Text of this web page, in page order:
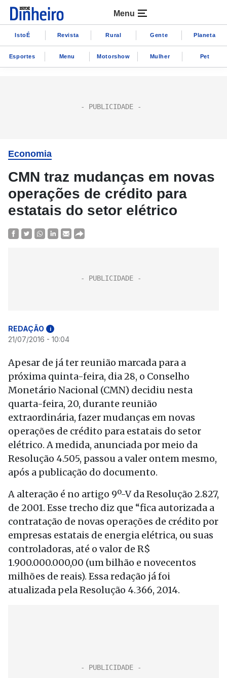
Menu
IstoÉ Revista Rural Gente Planeta
Esportes Menu Motorshow Mulher Pet
Economia
CMN traz mudanças em novas
operações de crédito para
estatais do setor elétrico
REDAÇÃO i
21/07/2016 - 10:04
Apesar de já ter reunião marcada para a
próxima quinta-feira, dia 28, o Conselho
Monetário Nacional (CMN) decidiu nesta
quarta-feira, 20, durante reunião
extraordinária, fazer mudanças em novas
operações de crédito para estatais do setor
elétrico. A medida, anunciada por meio da
Resolução 4.505, passou a valer ontem mesmo,
após a publicação do documento.
A alteração é no artigo 9º-V da Resolução 2.827,
de 2001. Esse trecho diz que “fica autorizada a
contratação de novas operações de crédito por
empresas estatais de energia elétrica, ou suas
controladoras, até o valor de R$
1.900.000.000,00 (um bilhão e novecentos
milhões de reais). Essa redação já foi
atualizada pela Resolução 4.366, 2014.